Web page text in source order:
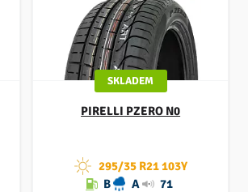
SKLADEM
PIRELLI PZERO N0
295/35 R21 103Y
B
A 71